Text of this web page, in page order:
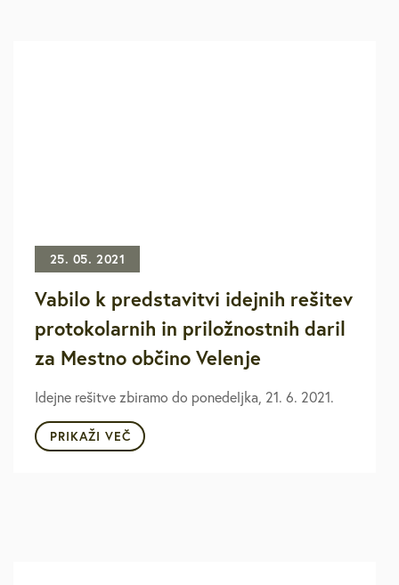
25. 05. 2021
Vabilo k predstavitvi idejnih rešitev
protokolarnih in priložnostnih daril
za Mestno občino Velenje
Idejne rešitve zbiramo do ponedeljka, 21. 6. 2021.
PRIKAŽI VEČ